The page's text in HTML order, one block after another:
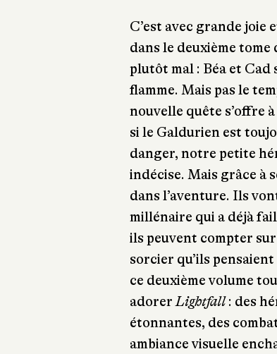
C’est avec grande joie
dans le deuxième tome
plutôt mal : Béa et Cad
flamme. Mais pas le
nouvelle quête s’offre
si le Galdurien est
danger, notre petite
indécise. Mais grâce à
dans l’aventure. Ils
millénaire qui a déjà
ils peuvent compter
sorcier qu’ils
ce deuxième volume
adorerLightfall: des
étonnantes, des
ambiance visuelle